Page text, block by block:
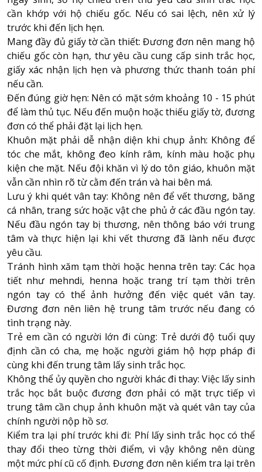
cần khớp với hộ chiếu gốc. Nếu có sai lệch, nên xử lý
trước khi đến lịch hẹn.
Mang đầy đủ giấy tờ cần thiết: Đương đơn nên mang hộ
chiếu gốc còn hạn, thư yêu cầu cung cấp sinh trắc học,
giấy xác nhận lịch hẹn và phương thức thanh toán phí
nếu cần.
Đến đúng giờ hẹn: Nên có mặt sớm khoảng 10 - 15 phút
để làm thủ tục. Nếu đến muộn hoặc thiếu giấy tờ, đương
đơn có thể phải đặt lại lịch hẹn.
Khuôn mặt phải dễ nhận diện khi chụp ảnh: Không để
tóc che mắt, không đeo kính râm, kính màu hoặc phụ
kiện che mặt. Nếu đội khăn vì lý do tôn giáo, khuôn mặt
vẫn cần nhìn rõ từ cằm đến trán và hai bên má.
Lưu ý khi quét vân tay: Không nên để vết thương, băng
cá nhân, trang sức hoặc vật che phủ ở các đầu ngón tay.
Nếu đầu ngón tay bị thương, nên thông báo với trung
tâm và thực hiện lại khi vết thương đã lành nếu được
yêu cầu.
Tránh hình xăm tạm thời hoặc henna trên tay: Các họa
tiết như mehndi, henna hoặc trang trí tạm thời trên
ngón tay có thể ảnh hưởng đến việc quét vân tay.
Đương đơn nên liên hệ trung tâm trước nếu đang có
tình trạng này.
Trẻ em cần có người lớn đi cùng: Trẻ dưới độ tuổi quy
định cần có cha, mẹ hoặc người giám hộ hợp pháp đi
cùng khi đến trung tâm lấy sinh trắc học.
Không thể ủy quyền cho người khác đi thay: Việc lấy sinh
trắc học bắt buộc đương đơn phải có mặt trực tiếp vì
trung tâm cần chụp ảnh khuôn mặt và quét vân tay của
chính người nộp hồ sơ.
Kiểm tra lại phí trước khi đi: Phí lấy sinh trắc học có thể
thay đổi theo từng thời điểm, vì vậy không nên dùng
một mức phí cũ cố định. Đương đơn nên kiểm tra lại trên